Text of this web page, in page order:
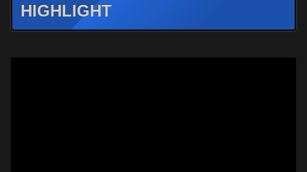
HIGHLIGHT